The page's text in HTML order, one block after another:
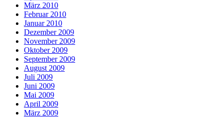
März 2010
Februar 2010
Januar 2010
Dezember 2009
November 2009
Oktober 2009
September 2009
August 2009
Juli 2009
Juni 2009
Mai 2009
April 2009
März 2009